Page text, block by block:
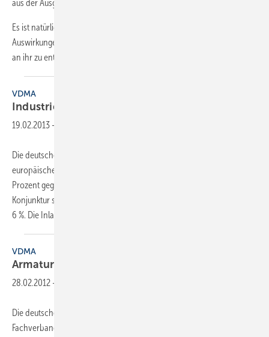
aus der Ausgabe 4-20.
Es ist natürlich gewagt, wenn man angesichts der weltweiten
Auswirkungen der Coronavirus-Pandemie versucht, etwas Positives
an ihr zu entdecken. Über
VDMA
Industriearmaturen trotzen
19.02.2013 -
Die deutschen Hersteller von Industriearmaturen trotzten 2012 der
europäischen Rezession mit einem Gesamtumsatzplus von einem
Prozent gegenüber dem Vorjahr. Die merklich abgekühlte deutsche
Konjunktur sorgte für einen Einbruch des inländischen Umsatzes von
6 %. Die Inlandsorder ging um 8
VDMA
Armaturen trotzen
28.02.2012 -
Die deutschen Gebäudearmaturenhersteller erzielten laut VDMA-
Fachverband Armaturen 2011 ein nominales Umsatzplus von